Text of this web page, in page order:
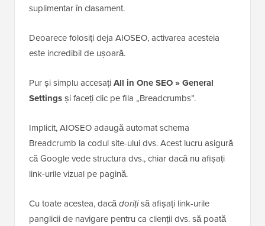
suplimentar în clasament.
Deoarece folosiți deja AIOSEO, activarea acesteia
este incredibil de ușoară.
Pur și simplu accesațiAll in One SEO » General
Settingsși faceți clic pe fila „Breadcrumbs”.
Implicit, AIOSEO adaugă automat schema
Breadcrumb la codul site-ului dvs. Acest lucru asigură
că Google vede structura dvs., chiar dacă nu afișați
link-urile vizual pe pagină.
Cu toate acestea, dacădorițisă afișați link-urile
panglicii de navigare pentru ca clienții dvs. să poată